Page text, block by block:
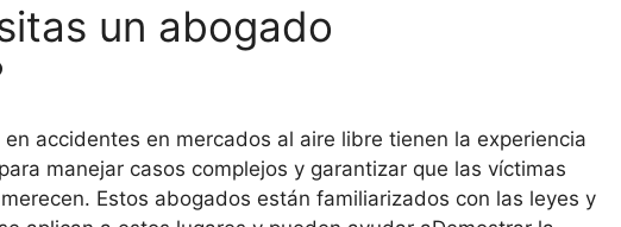
un abogado
accidentes en mercados al aire libre tienen la experiencia
manejar casos complejos y garantizar que las víctimas
Estos abogados están familiarizados con las leyes y